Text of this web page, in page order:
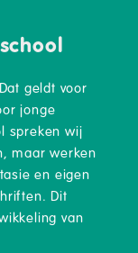
geldt voor
jonge
spreken wij
maar werken
en eigen
Dit
van